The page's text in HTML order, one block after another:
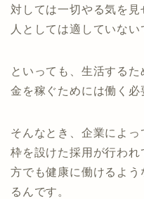
対しては一切やる気を
人としては適していない
といっても、生活する
金を稼ぐためには働く必
そんなとき、企業によっ
枠を設けた採用が行わ
方でも健康に働けるよ
るんです。